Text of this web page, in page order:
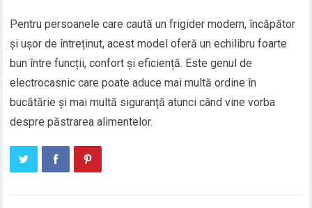
Pentru persoanele care caută un frigider modern, încăpător
și ușor de întreținut, acest model oferă un echilibru foarte
bun între funcții, confort și eficiență. Este genul de
electrocasnic care poate aduce mai multă ordine în
bucătărie și mai multă siguranță atunci când vine vorba
despre păstrarea alimentelor.